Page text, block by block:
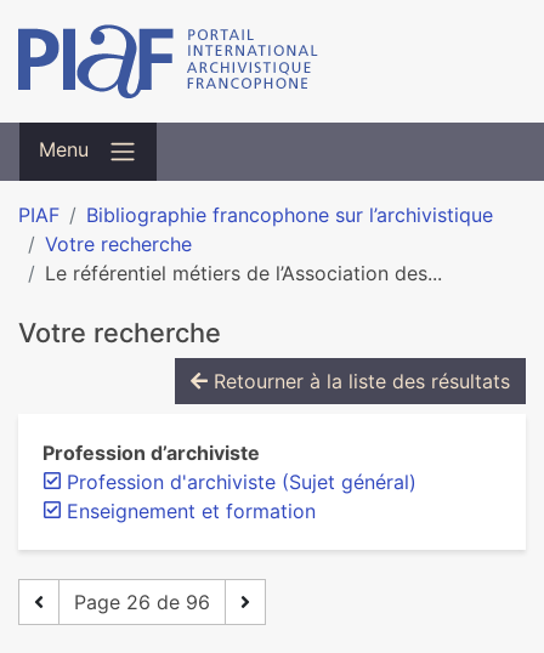
Menu
PIAF
Bibliographie francophone sur l’archivistique
Votre recherche
Le référentiel métiers de l’Association des...
Votre recherche
Retourner à la liste des résultats
Profession d’archiviste
Profession d'archiviste (Sujet général)
Enseignement et formation
Page 26 de 96